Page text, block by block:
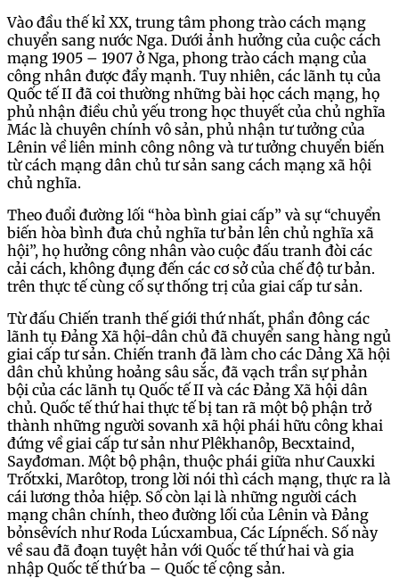
Vào đầu thế kỉ XX, trung tâm phong trào cách mạng
chuyển sang nước Nga. Dưới ảnh hưởng của cuộc cách
mạng 1905 – 1907 ở Nga, phong trào cách mạng của
công nhân được đẩy mạnh. Tuy nhiên, các lãnh tụ của
Quốc tế II đã coi thường những bài học cách mạng, họ
phủ nhận điều chủ yếu trong học thuyết của chủ nghĩa
Mác là chuyên chính vô sản, phủ nhận tư tưởng của
Lênin về liên minh công nông và tư tưởng chuyển biến
từ cách mạng dân chủ tư sản sang cách mạng xã hội
chủ nghĩa.
Theo đuổi đường lối “hòa bình giai cấp” và sự “chuyển
biến hòa bình đưa chủ nghĩa tư bản lên chủ nghĩa xã
hội”, họ hưởng công nhân vào cuộc đấu tranh đòi các
cải cách, không đụng đến các cơ sở của chế độ tư bản.
trên thực tế cùng cố sự thống trị của giai cấp tư sản.
Từ đấu Chiến tranh thế giới thứ nhất, phần đông các
lãnh tụ Đảng Xã hội-dân chủ đã chuyển sang hàng ngủ
giai cấp tư sản. Chiến tranh đã làm cho các Dảng Xã hội
dân chủ khủng hoảng sâu sắc, đã vạch trần sự phản
bội của các lãnh tụ Quốc tế II và các Đảng Xã hội dân
chủ. Quốc tế thứ hai thực tế bị tan rã một bộ phận trở
thành những người sovanh xã hội phái hữu công khai
đứng về giai cấp tư sản như Plêkhanôp, Becxtaind,
Sayđơman. Một bộ phận, thuộc phái giữa như Cauxki
Trốtxki, Marôtop, trong lời nói thì cách mạng, thực ra là
cái lương thỏa hiệp. Số còn lại là những người cách
mạng chân chính, theo đường lối của Lênin và Đảng
bỏnsêvích như Roda Lúcxambua, Các Lípnếch. Số này
về sau đã đoạn tuyệt hản với Quốc tế thứ hai và gia
nhập Quốc tế thứ ba – Quốc tế cộng sản.